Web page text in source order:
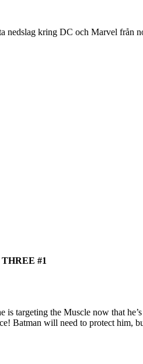
nedslag kring DC och Marvel från
#1
is targeting the Muscle now that
Batman will need to protect him,